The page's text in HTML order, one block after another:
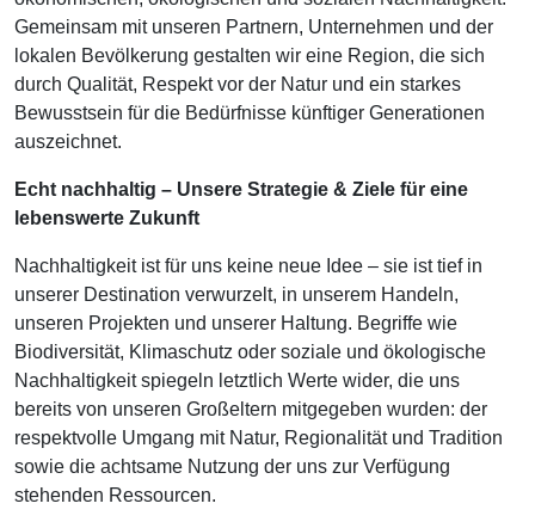
Gemeinsam mit unseren Partnern, Unternehmen und der
lokalen Bevölkerung gestalten wir eine Region, die sich
durch Qualität, Respekt vor der Natur und ein starkes
Bewusstsein für die Bedürfnisse künftiger Generationen
auszeichnet.
Echt nachhaltig – Unsere Strategie & Ziele für eine
lebenswerte Zukunft
Nachhaltigkeit ist für uns keine neue Idee – sie ist tief in
unserer Destination verwurzelt, in unserem Handeln,
unseren Projekten und unserer Haltung. Begriffe wie
Biodiversität, Klimaschutz oder soziale und ökologische
Nachhaltigkeit spiegeln letztlich Werte wider, die uns
bereits von unseren Großeltern mitgegeben wurden: der
respektvolle Umgang mit Natur, Regionalität und Tradition
sowie die achtsame Nutzung der uns zur Verfügung
stehenden Ressourcen.